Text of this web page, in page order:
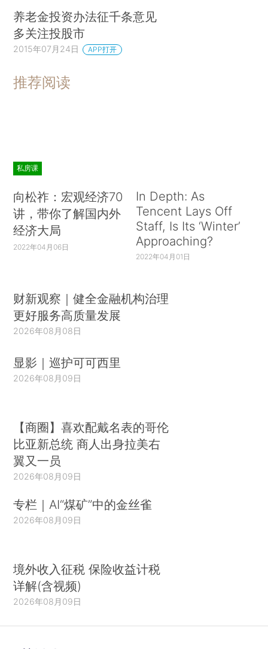
养老金投资办法征千条意见
多关注投股市
2015年07月24日 APP打开
推荐阅读
私房课
向松祚：宏观经济70
讲，带你了解国内外
经济大局
2022年04月06日
In Depth: As
Tencent Lays Off
Staff, Is Its ‘Winter’
Approaching?
2022年04月01日
财新观察｜健全金融机构治理
更好服务高质量发展
2026年08月08日
显影｜巡护可可西里
2026年08月09日
【商圈】喜欢配戴名表的哥伦
比亚新总统 商人出身拉美右
翼又一员
2026年08月09日
专栏｜AI“煤矿”中的金丝雀
2026年08月09日
境外收入征税 保险收益计税
详解(含视频)
2026年08月09日